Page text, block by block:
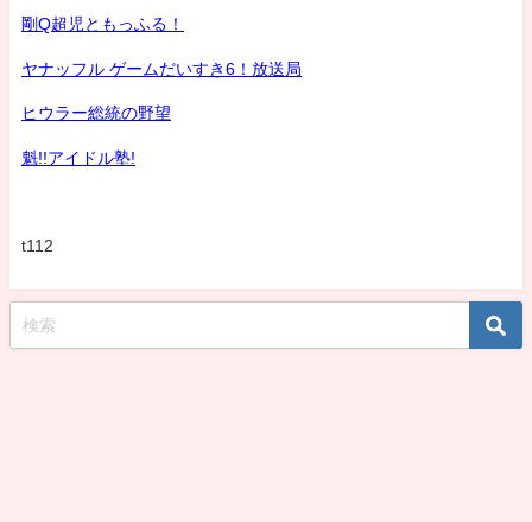
剛Q超児ともっふる！
ヤナッフル ゲームだいすき6！放送局
ヒウラー総統の野望
魁!!アイドル塾!
t112